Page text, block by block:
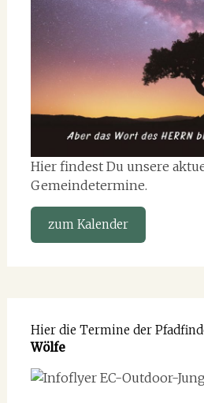
Hier findest Du unsere
Gemeindetermine.
zum Kalender
Hier die Termine der
Wölfe